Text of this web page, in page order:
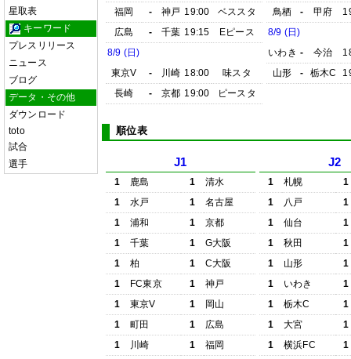
星取表
キーワード
プレスリリース
ニュース
ブログ
データ・その他
ダウンロード
toto
試合
選手
福岡
- 神戸 19:00
ベススタ
広島
- 千葉 19:15
Eピース
8/9 (日)
東京V
- 川崎 18:00
味スタ
長崎
- 京都 19:00 ピースタ
鳥栖
- 甲府
8/9 (日)
いわき - 今治
山形
- 栃木C
順位表
J1
1 鹿島 1
清水
1
水戸 1
名古屋
1
浦和 1
京都
1
千葉 1
G大阪
1
柏 1
C大阪
1
FC東京 1
神戸
1
東京V 1
岡山
1
町田 1
広島
1
川崎 1
福岡
J2
1 札幌
1
1
八戸
1
1
仙台
1
1
秋田
1
1
山形
1
1
いわき
1
1
栃木C
1
1
大宮
1
1
横浜FC
1